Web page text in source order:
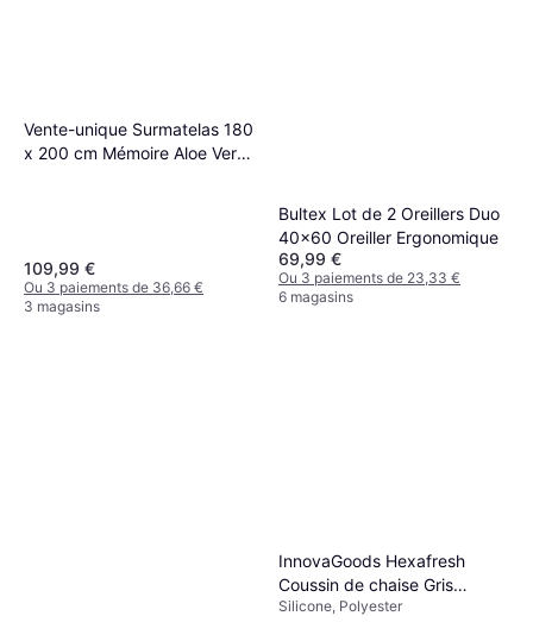
Vente-unique Surmatelas 180
x 200 cm Mémoire Aloe Vera
109,99 €
Ou 3 paiements de 36,66 €
3 magasins
Bultex Lot de 2 Oreillers Duo
40x60 Oreiller Ergonomique
69,99 €
Ou 3 paiements de 23,33 €
6 magasins
InnovaGoods Hexafresh
Coussin de chaise Gris
(39x37cm)
Silicone, Polyester